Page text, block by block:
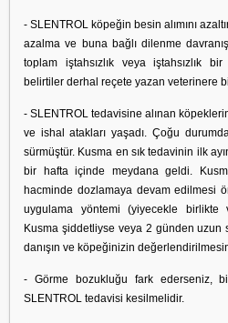
- SLENTROL köpeğin besin alımını
azalma ve buna bağlı dilenme
toplam iştahsızlık veya iştahsızlık
belirtiler derhal reçete yazan veterinere
- SLENTROL tedavisine alınan
ve ishal atakları yaşadı. Çoğu
sürmüştür. Kusma en sık tedavinin ilk
bir hafta içinde meydana geldi.
hacminde dozlamaya devam edilmesi
uygulama yöntemi (yiyecekle birlikte
Kusma şiddetliyse veya 2 günden uzun
danışın ve köpeğinizin
- Görme bozukluğu fark ederseniz,
SLENTROL tedavisi kesilmelidir.